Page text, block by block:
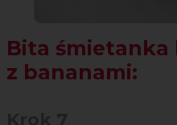
Bita śmietanka
z bananami: